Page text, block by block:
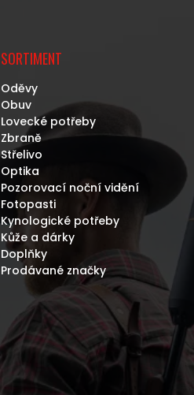
SORTIMENT
Oděvy
Obuv
Lovecké potřeby
Zbraně
Střelivo
Optika
Pozorovací noční vidění
Fotopasti
Kynologické potřeby
Kůže a dárky
Doplňky
Prodávané značky